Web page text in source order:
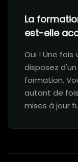
La
est-elle
Oui ! Une
disposez
formation.
autant de
mises à jour